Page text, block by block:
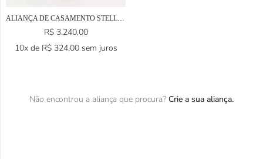
ALIANÇA DE CASAMENTO STELLA EM OURO 18K
R$3.240,00
10x de R$324,00 sem juros
Não encontrou a aliança que procura? Crie a sua aliança.